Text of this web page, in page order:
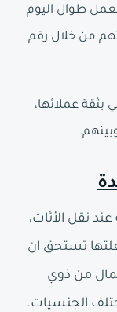
طوال اليوم
من خلال رقم
بثقة عملائها،
نقل الأثاث،
تستحق ان
من ذوي
الجنسيات.